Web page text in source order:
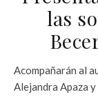
las
Acompañarán al
Alejandra Apaza